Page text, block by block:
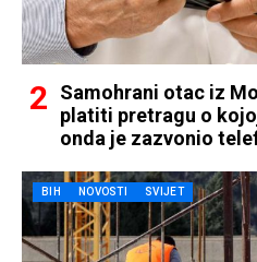
Samohrani otac iz
platiti pretragu o
onda je zazvonio
BIH NOVOSTI SVIJET